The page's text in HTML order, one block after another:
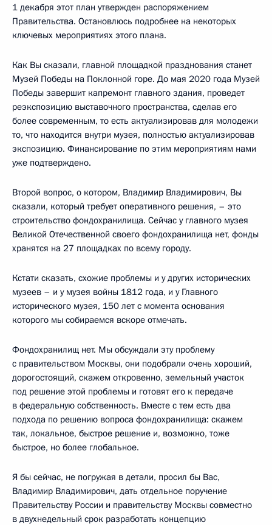
1 декабря этот план утвержден распоряжением
Правительства. Остановлюсь подробнее на некоторых
ключевых мероприятиях этого плана.
Как Вы сказали, главной площадкой празднования станет
Музей Победы на Поклонной горе. До мая 2020 года Музей
Победы завершит капремонт главного здания, проведет
реэкспозицию выставочного пространства, сделав его
более современным, то есть актуализировав для молодежи
то, что находится внутри музея, полностью актуализировав
экспозицию. Финансирование по этим мероприятиям нами
уже подтверждено.
Второй вопрос, о котором, Владимир Владимирович, Вы
сказали, который требует оперативного решения, – это
строительство фондохранилища. Сейчас у главного музея
Великой Отечественной своего фондохранилища нет, фонды
хранятся на 27 площадках по всему городу.
Кстати сказать, схожие проблемы и у других исторических
музеев – и у музея войны 1812 года, и у Главного
исторического музея, 150 лет с момента основания
которого мы собираемся вскоре отмечать.
Фондохранилищ нет. Мы обсуждали эту проблему
с правительством Москвы, они подобрали очень хороший,
дорогостоящий, скажем откровенно, земельный участок
под решение этой проблемы и готовят его к передаче
в федеральную собственность. Вместе с тем есть два
подхода по решению вопроса фондохранилища: скажем
так, локальное, быстрое решение и, возможно, тоже
быстрое, но более глобальное.
Я бы сейчас, не погружая в детали, просил бы Вас,
Владимир Владимирович, дать отдельное поручение
Правительству России и правительству Москвы совместно
в двухнедельный срок разработать концепцию